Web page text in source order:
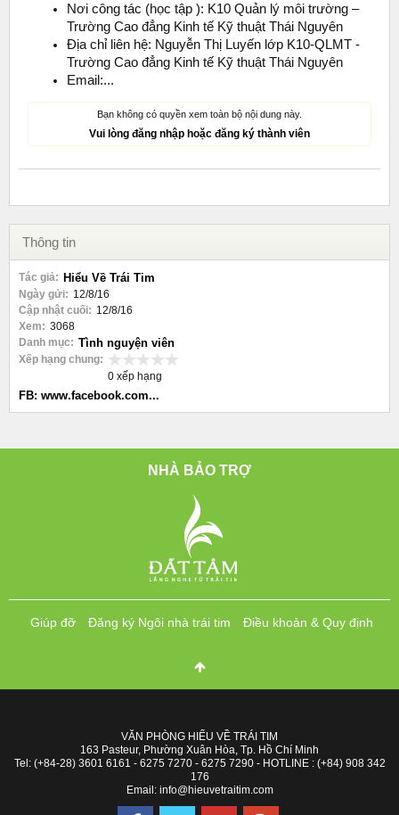
Nơi công tác (học tập ): K10 Quản lý môi trường –
Trường Cao đẳng Kinh tế Kỹ thuật Thái Nguyên
Địa chỉ liên hệ: Nguyễn Thị Luyến lớp K10-QLMT -
Trường Cao đẳng Kinh tế Kỹ thuật Thái Nguyên
Email:...
Bạn không có quyền xem toàn bộ nội dung này.
Vui lòng đăng nhập hoặc đăng ký thành viên
Thông tin
Tác giả: Hiểu Về Trái Tim
Ngày gửi: 12/8/16
Cập nhật cuối: 12/8/16
Xem: 3068
Danh mục: Tình nguyện viên
Xếp hạng chung:
0 xếp hạng
FB: www.facebook.com...
NHÀ BẢO TRỢ
Giúp đỡ Đăng ký Ngôi nhà trái tim Điều khoản & Quy định
VĂN PHÒNG HIỂU VỀ TRÁI TIM
163 Pasteur, Phường Xuân Hòa, Tp. Hồ Chí Minh
Tel: (+84-28) 3601 6161 - 6275 7270 - 6275 7290 - HOTLINE : (+84) 908 342
176
Email: info@hieuvetraitim.com